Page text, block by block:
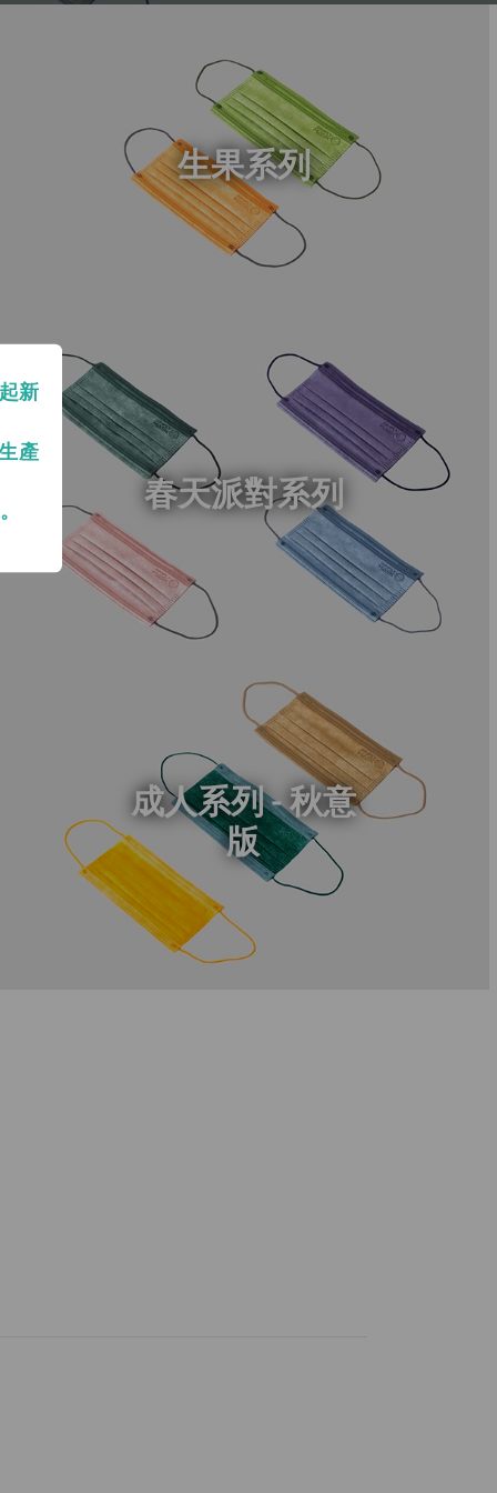
新
產
生果系列
春天派對系列
成人系列 - 秋意
版